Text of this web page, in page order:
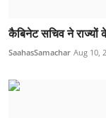
कैबिनेट सचिव ने
SaahasSamachar Aug 10,